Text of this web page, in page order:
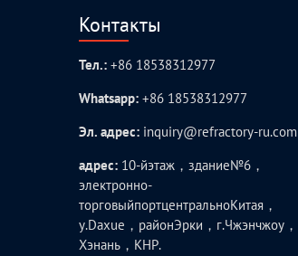
Контакты
Тел.: +86 18538312977
Whatsapp: +86 18538312977
Эл. адрес: inquiry@refractory-ru.com
адрес: 10-йэтаж，здание№6，
электронно-
торговыйпортцентральноКитая，
у.Daxue，районЭрки，г.Чжэнчжоу，
Хэнань，КНР.